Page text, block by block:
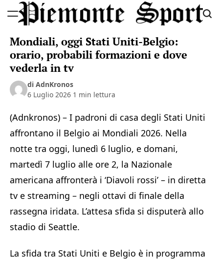
to
Sport
Mondiali, oggi Stati Uniti-Belgio:
orario, probabili formazioni e dove
vederla in tv
di AdnKronos
6 Luglio 2026 1 min lettura
(Adnkronos) – I padroni di casa degli Stati Uniti
affrontano il Belgio ai Mondiali 2026. Nella
notte tra oggi, lunedì 6 luglio, e domani,
martedì 7 luglio alle ore 2, la Nazionale
americana affronterà i ‘Diavoli rossi’ – in diretta
tv e streaming – negli ottavi di finale della
rassegna iridata. L’attesa sfida si disputerà allo
stadio di Seattle.
La sfida tra Stati Uniti e Belgio è in programma